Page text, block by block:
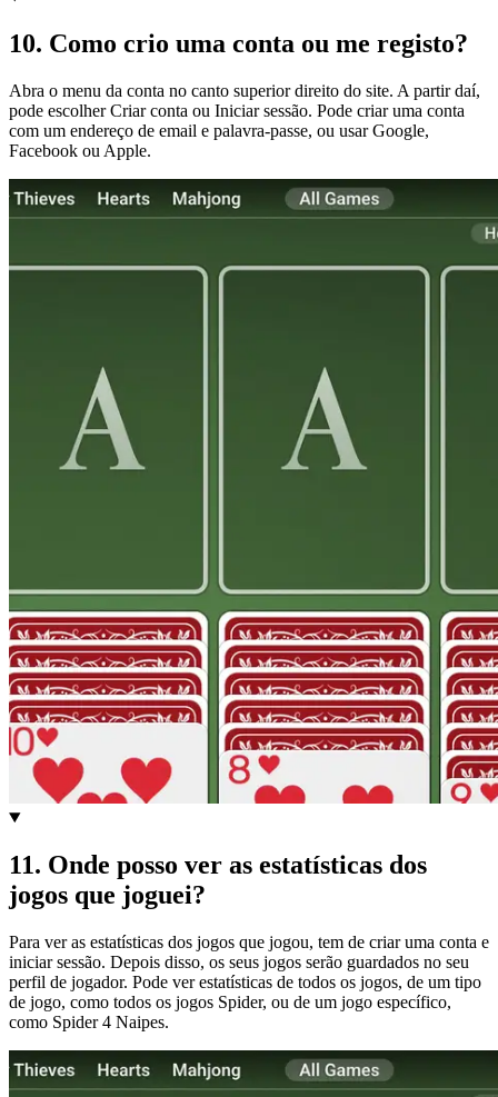
10. Como crio uma conta ou me registo?
Abra o menu da conta no canto superior direito do site. A partir daí,
pode escolher Criar conta ou Iniciar sessão. Pode criar uma conta
com um endereço de email e palavra-passe, ou usar Google,
Facebook ou Apple.
11. Onde posso ver as estatísticas dos
jogos que joguei?
Para ver as estatísticas dos jogos que jogou, tem de criar uma conta e
iniciar sessão. Depois disso, os seus jogos serão guardados no seu
perfil de jogador. Pode ver estatísticas de todos os jogos, de um tipo
de jogo, como todos os jogos Spider, ou de um jogo específico,
como Spider 4 Naipes.